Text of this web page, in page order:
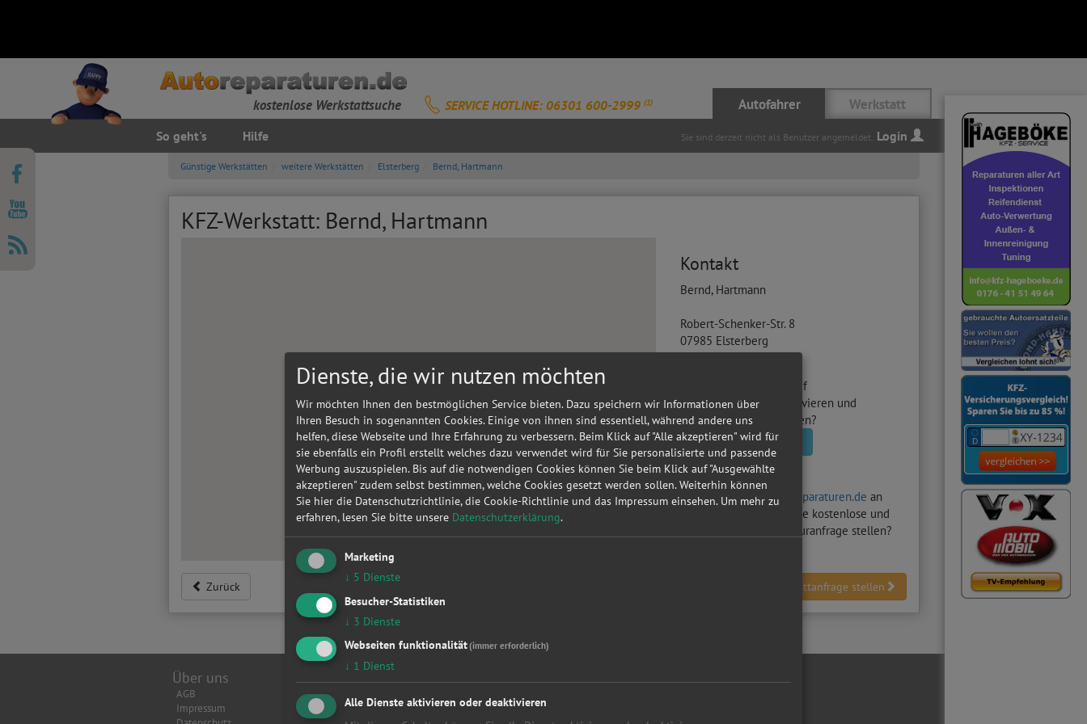
kostenlose Werkstattsuche SERVICE HOTLINE: 06301 600-2999 (1) Autofahrer Werkstatt
So geht's Hilfe Sie sind derzeit nicht als Benutzer angemeldet. Login
Günstige Werkstätten weitere Werkstätten Elsterberg Bernd, Hartmann
KFZ-Werkstatt: Bernd, Hartmann
Kontakt
Bernd, Hartmann
Robert-Schenker-Str. 8
07985 Elsterberg
auf
Autoreparaturen.de aktivieren und
Kundenanfragen erhalten?
▶Werkstatt aktivieren
Sie möchten auf Autoreparaturen.de an
eine kostenlose und
unverbindliche Reparaturanfrage stellen?
Zurück Werkstattanfrage stellen
Über uns
AGB
Impressum
Top Werkstattleistungen
Achsvermessung
Anhängerkupplung
Top Hersteller
Audi
Social Media
Dienste, die wir nutzen möchten
Wir möchten Ihnen den bestmöglichen Service bieten. Dazu speichern wir Informationen über
Ihren Besuch in sogenannten Cookies. Einige von ihnen sind essentiell, während andere uns
helfen, diese Webseite und Ihre Erfahrung zu verbessern. Beim Klick auf "Alle akzeptieren" wird für
sie ebenfalls ein Profil erstellt welches dazu verwendet wird für Sie personalisierte und passende
Werbung auszuspielen. Bis auf die notwendigen Cookies können Sie beim Klick auf "Ausgewählte
akzeptieren" zudem selbst bestimmen, welche Cookies gesetzt werden sollen. Weiterhin können
Sie hier die Datenschutzrichtlinie, die Cookie-Richtlinie und das Impressum einsehen. Um mehr zu
erfahren, lesen Sie bitte unsere Datenschutzerklärung.
Marketing
↓ 5 Dienste
Besucher-Statistiken
↓ 3 Dienste
Webseiten funktionalität(immer erforderlich)
↓ 1 Dienst
Alle Dienste aktivieren oder deaktivieren